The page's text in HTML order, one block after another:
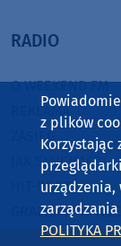
RADIO
O WEEKEND FM
REKLAMA
ZASIĘG
JAK SŁUCHAĆ?
HIT-PORT
GRALIŚMY W
z plików
Korzystając
POLITYKA